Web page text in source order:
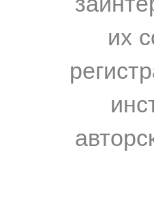
их